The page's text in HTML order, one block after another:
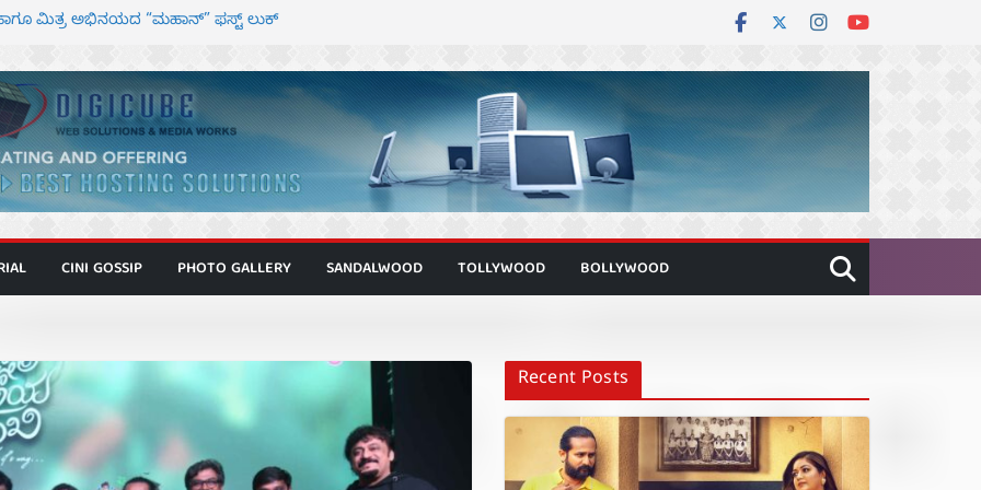
ಮಿತ್ರ ಅಭಿನಯದ “ಮಹಾನ್” ಫಸ್ಟ್ ಲುಕ್
ಕಿಟ್ಟಿ – ಮೇಘನಾರಾಜ್ ಅಭಿನಯದ “ಅಮರ್ಥ” ಚಿತ್ರ
ಅಜೇಯಂ” ಹಾಡಿದ ದೃಶ್ಯ ವೈಭವ
ಶಿವಣ್ಣ ಅಭಿನಯದ ‘ಬಾಸ್’ ಚಿತ್ರ ತೆರೆಗೆ
CINI GOSSIP PHOTO GALLERY SANDALWOOD TOLLYWOOD BOLLYWOOD
Recent Posts